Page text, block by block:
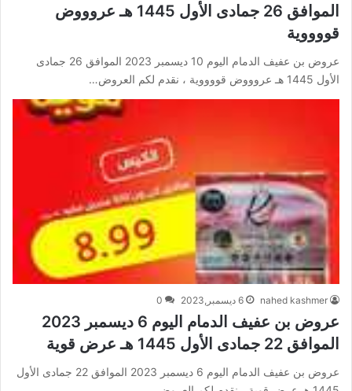
الموافق 26 جمادى الأول 1445 هـ عروووض
قووووية
عروض بن عفيف الدمام اليوم 10 ديسمبر 2023 الموافق 26 جمادى
الأول 1445 هـ عروووض قووووية ، نقدم لكم العروض…
nahed kashmer 6 ديسمبر,2023 0
عروض بن عفيف الدمام اليوم 6 ديسمبر 2023
الموافق 22 جمادى الأول 1445 هـ عرض قوية
عروض بن عفيف الدمام اليوم 6 ديسمبر 2023 الموافق 22 جمادى الأول